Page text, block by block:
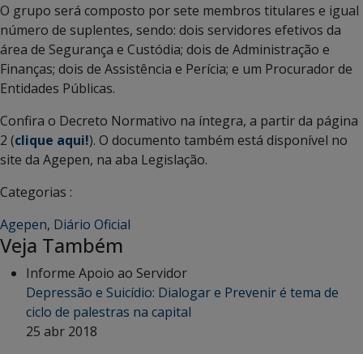
O grupo será composto por sete membros titulares e igual
número de suplentes, sendo: dois servidores efetivos da
área de Segurança e Custódia; dois de Administração e
Finanças; dois de Assistência e Perícia; e um Procurador de
Entidades Públicas.
Confira o Decreto Normativo na íntegra, a partir da página
2 (clique aqui!). O documento também está disponível no
site da Agepen, na aba Legislação.
Categorias :
Agepen, Diário Oficial
Veja Também
Informe Apoio ao Servidor
Depressão e Suicídio: Dialogar e Prevenir é tema de
ciclo de palestras na capital
25 abr 2018